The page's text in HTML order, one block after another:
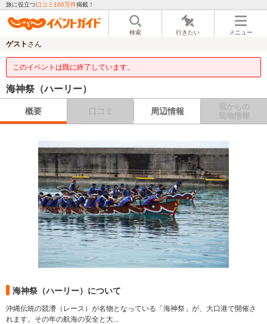
旅に役立つ口コミ100万件掲載！
検索 行きたい メニュー
ゲスト さん
このイベントは既に終了しています。
海神祭（ハーリー）
概要 口コミ 周辺情報
宿からの
現地情報
海神祭（ハーリー）について
沖縄伝統の競漕（レース）が名物となっている「海神祭」が、大口港で開催さ
れます。その年の航海の安全と大...